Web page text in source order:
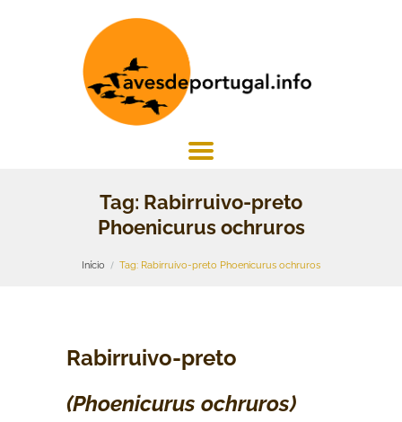
Tag: Rabirruivo-preto
Phoenicurus ochruros
Início Tag: Rabirruivo-preto Phoenicurus ochruros
Rabirruivo-preto
(Phoenicurus ochruros)